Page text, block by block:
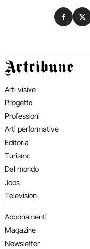
Artribune
Arti visive
Progetto
Professioni
Arti performative
Editoria
Turismo
Dal mondo
Jobs
Television
Abbonamenti
Magazine
Newsletter